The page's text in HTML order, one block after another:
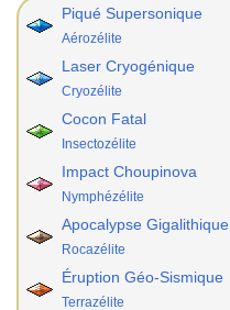
Piqué Supersonique
Aérozélite
Laser Cryogénique
Cryozélite
Cocon Fatal
Insectozélite
Impact Choupinova
Nymphézélite
Apocalypse Gigalithique
Rocazélite
Éruption Géo-Sismique
Terrazélite